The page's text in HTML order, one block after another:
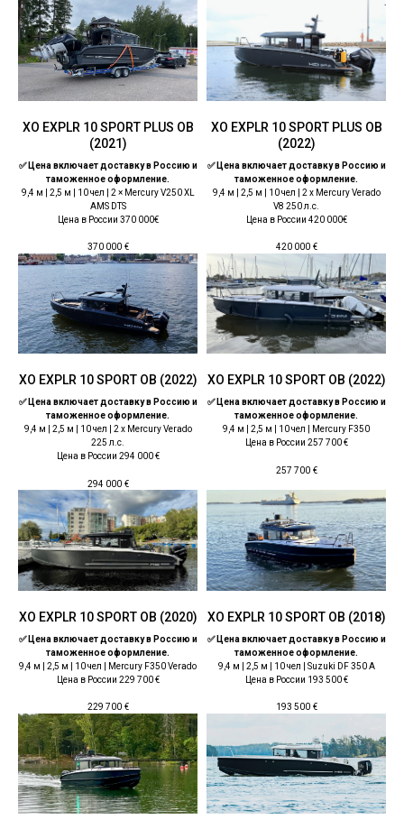
ХО EXPLR 10 SPORT PLUS OB
(2021)
✅ Цена включает доставку в Россию и
таможенное оформление.
9,4 м | 2,5 м | 10 чел | 2 × Mercury V250 XL
AMS DTS
Цена в России 370 000€
370 000 €
ХО EXPLR 10 SPORT PLUS OB
(2022)
✅ Цена включает доставку в Россию и
таможенное оформление.
9,4 м | 2,5 м | 10 чел | 2 x Mercury Verado
V8 250 л.с.
Цена в России 420 000€
420 000 €
ХО EXPLR 10 SPORT OB (2022)
✅ Цена включает доставку в Россию и
таможенное оформление.
9,4 м | 2,5 м | 10 чел | 2 x Mercury Verado
225 л.с.
Цена в России 294 000 €
294 000 €
ХО EXPLR 10 SPORT OB (2022)
✅ Цена включает доставку в Россию и
таможенное оформление.
9,4 м | 2,5 м | 10 чел | Mercury F350
Цена в России 257 700 €
257 700 €
ХО EXPLR 10 SPORT OB (2020)
✅ Цена включает доставку в Россию и
таможенное оформление.
9,4 м | 2,5 м | 10 чел | Mercury F350 Verado
Цена в России 229 700 €
229 700 €
ХО EXPLR 10 SPORT OB (2018)
✅ Цена включает доставку в Россию и
таможенное оформление.
9,4 м | 2,5 м | 10 чел | Suzuki DF 350 A
Цена в России 193 500 €
193 500 €